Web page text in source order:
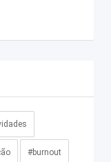
#burnout